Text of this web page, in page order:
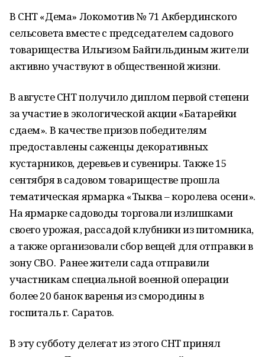
В СНТ «Дема» Локомотив № 71 Акбердинского
сельсовета вместе с председателем садового
товарищества Ильгизом Байгильдиным жители
активно участвуют в общественной жизни.
В августе СНТ получило диплом первой степени
за участие в экологической акции «Батарейки
сдаем». В качестве призов победителям
предоставлены саженцы декоративных
кустарников, деревьев и сувениры. Также 15
сентября в садовом товариществе прошла
тематическая ярмарка «Тыква – королева осени».
На ярмарке садоводы торговали излишками
своего урожая, рассадой клубники из питомника,
а также организовали сбор вещей для отправки в
зону СВО. Ранее жители сада отправили
участникам специальной военной операции
более 20 банок варенья из смородины в
госпиталь г. Саратов.
В эту субботу делегат из этого СНТ принял